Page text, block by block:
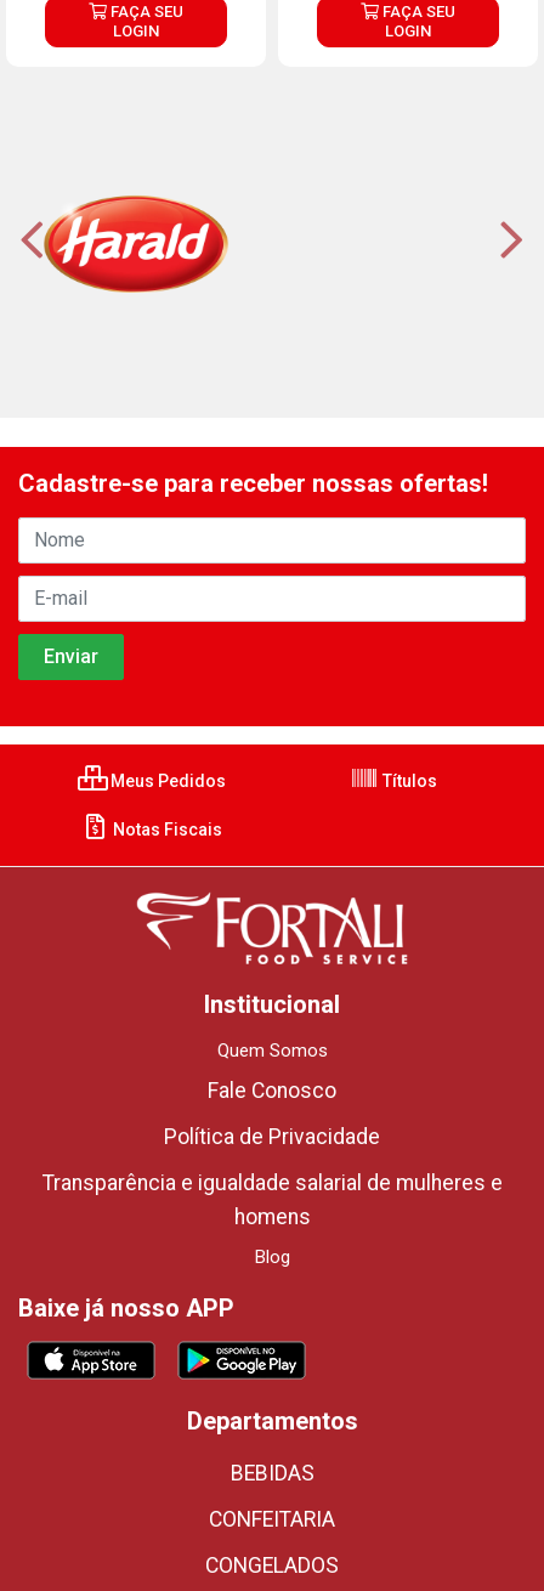
FAÇA SEU
LOGIN
FAÇA SEU
LOGIN
Cadastre-se para receber nossas ofertas!
Meus Pedidos Títulos
Notas Fiscais
Institucional
Quem Somos
Fale Conosco
Política de Privacidade
Transparência e igualdade salarial de mulheres e
homens
Blog
Baixe já nosso APP
Departamentos
BEBIDAS
CONFEITARIA
CONGELADOS